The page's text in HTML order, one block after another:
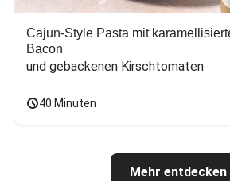
Cajun-Style Pasta mit
Bacon
und gebackenen Kirschtomaten
40 Minuten
Mehr entdecken